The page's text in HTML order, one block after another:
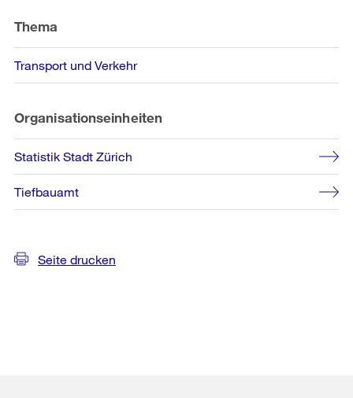
Informationen
Thema
Transport und Verkehr
Organisationseinheiten
Statistik Stadt Zürich
Tiefbauamt
Seite drucken